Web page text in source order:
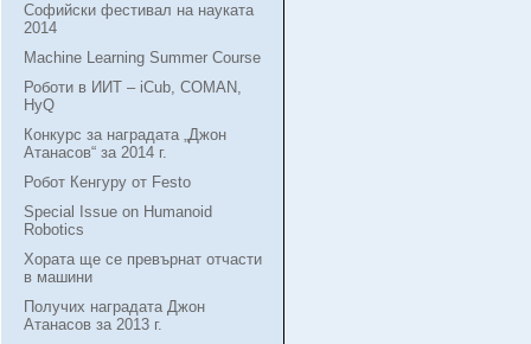
Софийски фестивал на науката
2014
Machine Learning Summer Course
Роботи в ИИТ – iCub, COMAN,
HyQ
Конкурс за наградата „Джон
Атанасов“ за 2014 г.
Робот Кенгуру от Festo
Special Issue on Humanoid
Robotics
Хората ще се превърнат отчасти
в машини
Получих наградата Джон
Атанасов за 2013 г.